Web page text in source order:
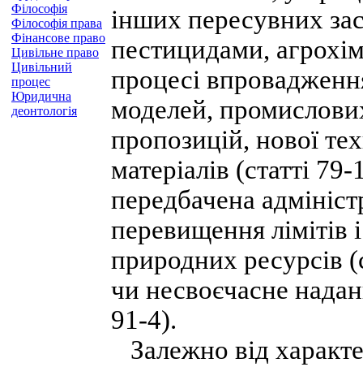
Філософія
Філософія права
Фінансове право
Цивільне право
Цивільний
процес
Юридична
деонтологія
інших пересувних
пестицидами,
процесі
моделей,
пропозицій, нової
матеріалів (статті
передбачена
перевищення лімітів
природних ресурсів
чи несвоєчасне
91-4).
Залежно від